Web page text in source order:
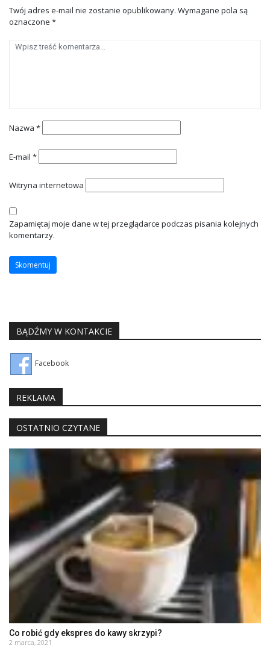
Twój adres e-mail nie zostanie opublikowany. Wymagane pola są
oznaczone *
Nazwa *
E-mail *
Witryna internetowa
Zapamiętaj moje dane w tej przeglądarce podczas pisania kolejnych
komentarzy.
BĄDŹMY W KONTAKCIE
Facebook
REKLAMA
OSTATNIO CZYTANE
Co robić gdy ekspres do kawy skrzypi?
2 marca, 2021